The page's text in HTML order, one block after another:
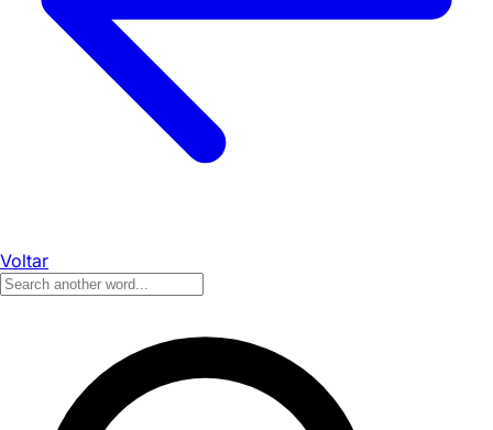
Voltar